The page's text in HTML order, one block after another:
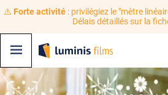
⚠️ Forte activité: privilégiez le "mètre
Délais détaillés sur la